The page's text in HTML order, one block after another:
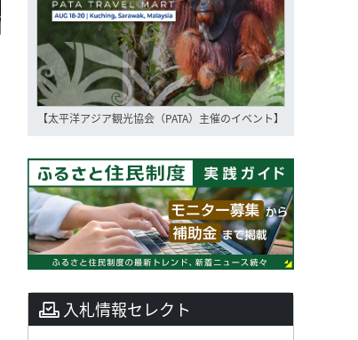
【太平洋アジア観光協会（PATA）主催のイベント】
入札情報セレクト